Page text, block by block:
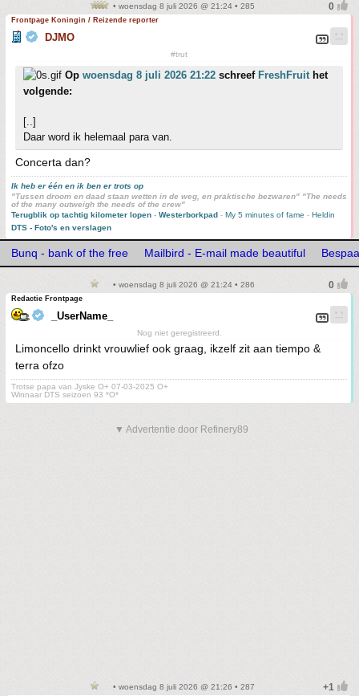
• woensdag 8 juli 2026 @ 21:24 • 285
Frontpage Koningin / Reizende reporter
DJMO
#trut
Op woensdag 8 juli 2026 21:22 schreef FreshFruithet
volgende:
[..]
Daar word ik helemaal para van.
Concerta dan?
Ik heb er één en ik ben er trots op
"Tussen droom en daad staan wetten in de weg, en praktische bezwaren" "The needs
of the many outweigh the needs of the crew"
Terugblik op tachtig kilometer lopen - Westerborkpad - My 5 minutes of fame - Heldin
DTS - Foto's en verslagen
Bunq - bank of the free Mailbird - E-mail made beautiful
• woensdag 8 juli 2026 @ 21:24 • 286
Redactie Frontpage
_UserName_
Nog niet geregistreerd.
Limoncello drinkt vrouwlief ook graag, ikzelf zit aan tiempo &
terra ofzo
Trotse papa van Jyske O+ 07-03-2025 O+
Winnaar DTS seizoen 93 *O*
▼ Advertentie door Refinery89
• woensdag 8 juli 2026 @ 21:26 • 287